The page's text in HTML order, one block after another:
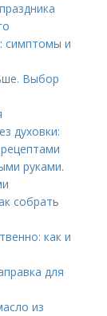
симптомы и
Выбор
духовки:
руками.
собрать
как и
для
из